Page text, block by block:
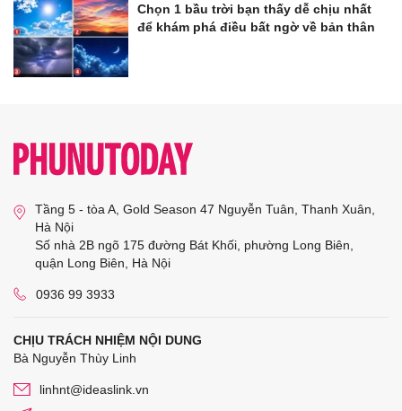
Chọn 1 bầu trời bạn thấy dễ chịu nhất
để khám phá điều bất ngờ về bản thân
Tầng 5 - tòa A, Gold Season 47 Nguyễn Tuân, Thanh Xuân,
Hà Nội
Số nhà 2B ngõ 175 đường Bát Khối, phường Long Biên,
quận Long Biên, Hà Nội
0936 99 3933
CHỊU TRÁCH NHIỆM NỘI DUNG
Bà Nguyễn Thùy Linh
linhnt@ideaslink.vn